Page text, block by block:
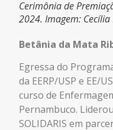
Cerimônia de
2024. Imagem: Cecília
Betânia da Mata
Egressa do
da EERP/USP e EE/
curso de
Pernambuco.
SOLIDARIS em